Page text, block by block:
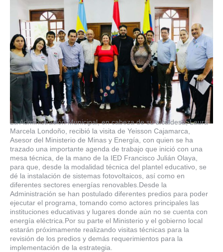
La Administración Municipal, en cabeza de su alcaldesa, Laura
Marcela Londoño, recibió la visita de Yeisson Cajamarca,
Asesor del Ministerio de Minas y Energía, con quien se ha
trazado una importante agenda de trabajo que inició con una
mesa técnica, de la mano de la IED Francisco Julián Olaya,
para que, desde la modalidad técnica del plantel educativo, se
dé la instalación de sistemas fotovoltaicos, así como en
diferentes sectores energías renovables.Desde la
Administración se han postulado diferentes predios para poder
ejecutar el programa, tomando como actores principales las
instituciones educativas y lugares donde aún no se cuenta con
energía eléctrica.Por su parte el Ministerio y el gobierno local
estarán próximamente realizando visitas técnicas para la
revisión de los predios y demás requerimientos para la
implementación de la estrategia.